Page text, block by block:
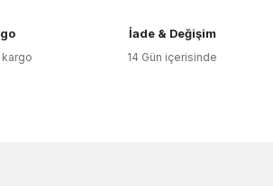
İade & Değişim
14 Gün içerisinde